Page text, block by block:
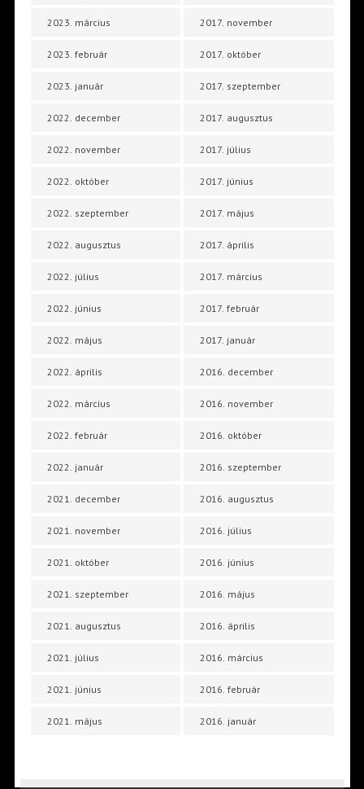
2023. március
2023. február
2023. január
2022. december
2022. november
2022. október
2022. szeptember
2022. augusztus
2022. július
2022. június
2022. május
2022. április
2022. március
2022. február
2022. január
2021. december
2021. november
2021. október
2021. szeptember
2021. augusztus
2021. július
2021. június
2021. május
2017. november
2017. október
2017. szeptember
2017. augusztus
2017. július
2017. június
2017. május
2017. április
2017. március
2017. február
2017. január
2016. december
2016. november
2016. október
2016. szeptember
2016. augusztus
2016. július
2016. június
2016. május
2016. április
2016. március
2016. február
2016. január